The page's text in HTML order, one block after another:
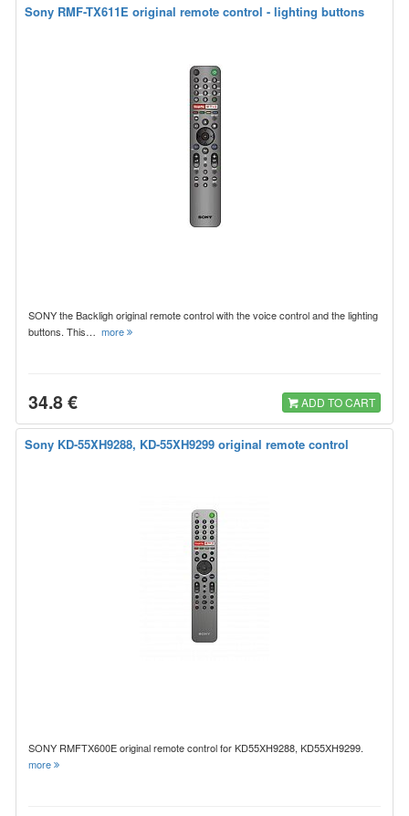
Sony RMF-TX611E original remote control - lighting buttons
SONY the Backligh original remote control with the voice control and the lighting
buttons. This… more
34.8 € ADD TO CART
Sony KD-55XH9288, KD-55XH9299 original remote control
SONY RMFTX600E original remote control for KD55XH9288, KD55XH9299.
more